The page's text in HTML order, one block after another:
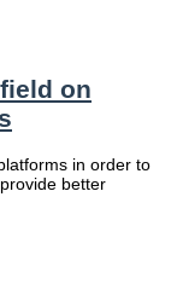
on
in order to
better